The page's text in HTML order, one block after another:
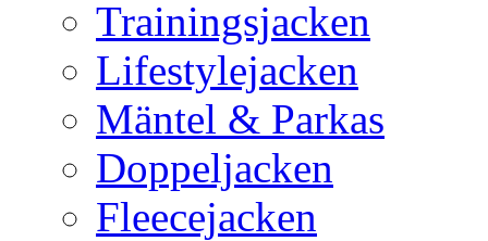
Trainingsjacken
Lifestylejacken
Mäntel & Parkas
Doppeljacken
Fleecejacken